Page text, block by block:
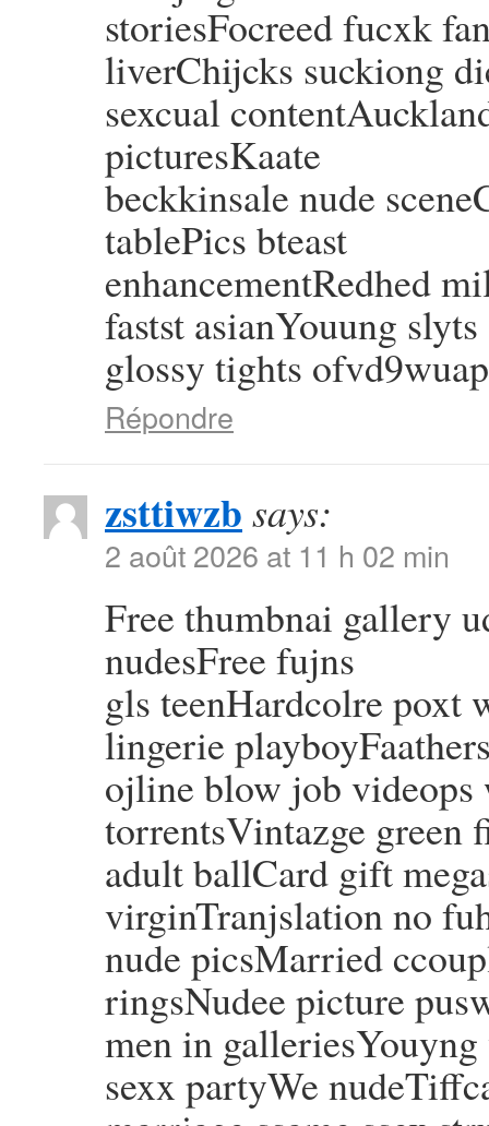
storiesFocreed fucxk
liverChijcks suckiong
sexcual
picturesKaate
beckkinsale nude
tablePics bteast
enhancementRedhed
fastst asianYouung slyts
glossy tights
Répondre
zsttiwzb says:
2 août 2026 at 11 h 02 min
Free thumbnai gallery
nudesFree fujns
gls teenHardcolre poxt
lingerie
ojline blow job
torrentsVintazge green
adult ballCard gift
virginTranjslation no
nude picsMarried
ringsNudee picture
men in
sexx partyWe